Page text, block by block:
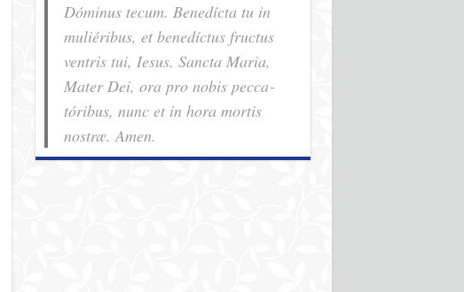
Dóminus tecum. Benedícta tu in
muliéribus, et benedíctus fructus
ventris tui, Iesus. Sancta Maria,
Mater Dei, ora pro nobis pec­ca­
tóribus, nunc et in hora mortis
nostræ. Amen.